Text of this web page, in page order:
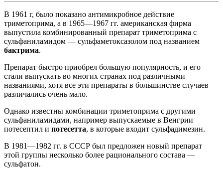
В 1961 г, было показано антимикробное действие
триметоприма, а в 1965—1967 гг. американская фирма
выпустила комбинированный препарат триметоприма с
сульфаниламидом — сульфаметоксазолом под названием
бактрима.
Препарат быстро приобрел большую популярность, и его
стали выпускать во многих странах под различными
названиями, хотя все эти препараты в большинстве случаев
различались очень мало.
Однако известны комбинации триметоприма с другими
сульфаниламидами, например выпускаемые в Венгрии
потесептил и потесетта, в которые входит сульфадимезин.
В 1981—1982 гг. в СССР был предложен новый препарат
этой группы несколько более рационального состава —
сульфатон.